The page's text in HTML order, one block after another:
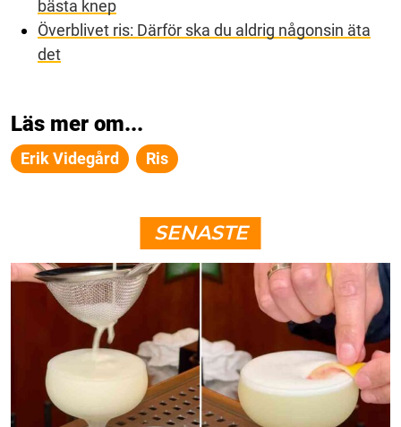
bästa knep
Överblivet ris: Därför ska du aldrig någonsin äta
det
Läs mer om...
Erik Videgård Ris
SENASTE